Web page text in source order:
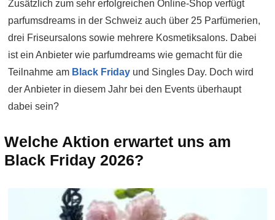
Zusätzlich zum sehr erfolgreichen Online-Shop verfügt
parfumsdreams in der Schweiz auch über 25 Parfümerien,
drei Friseursalons sowie mehrere Kosmetiksalons. Dabei
ist ein Anbieter wie parfumdreams wie gemacht für die
Teilnahme am Black Friday und Singles Day. Doch wird
der Anbieter in diesem Jahr bei den Events überhaupt
dabei sein?
Welche Aktion erwartet uns am
Black Friday 2026?